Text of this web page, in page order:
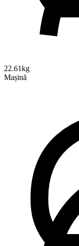
22.61kg
Mașină